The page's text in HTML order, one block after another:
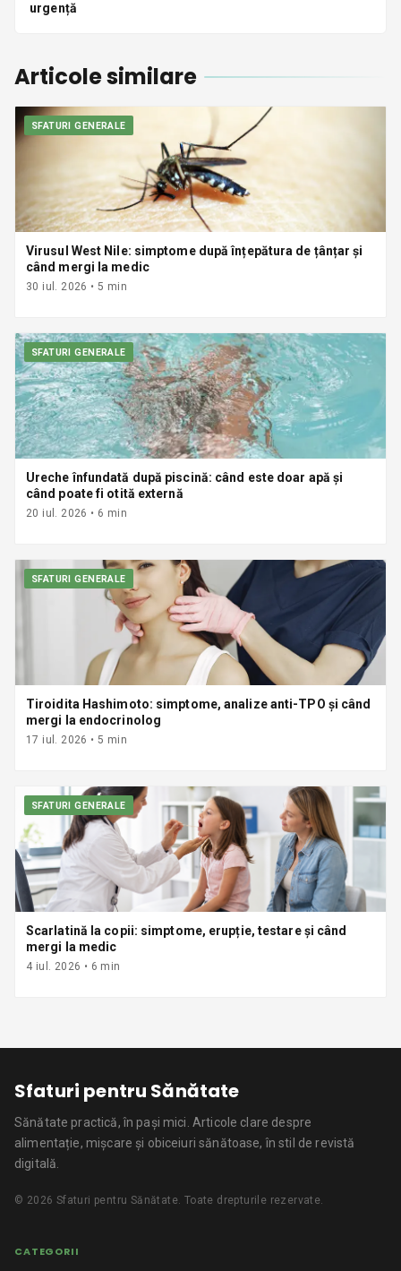
urgență
Articole similare
SFATURI GENERALE
Virusul West Nile: simptome după înțepătura de țânțar și
când mergi la medic
30 iul. 2026 •5 min
SFATURI GENERALE
Ureche înfundată după piscină: când este doar apă și
când poate fi otită externă
20 iul. 2026 • 6 min
SFATURI GENERALE
Tiroidita Hashimoto: simptome, analize anti-TPO și când
mergi la endocrinolog
17 iul. 2026 •5 min
SFATURI GENERALE
Scarlatină la copii: simptome, erupție, testare și când
mergi la medic
4 iul. 2026 • 6 min
Sfaturi pentru Sănătate
Sănătate practică, în pași mici. Articole clare despre
alimentație, mișcare și obiceiuri sănătoase, în stil de revistă
digitală.
© 2026 Sfaturi pentru Sănătate. Toate drepturile rezervate.
CATEGORII